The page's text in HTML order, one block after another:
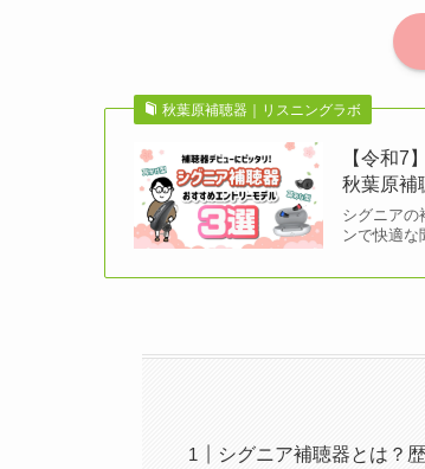
秋葉原補聴器｜リスニングラボ
【令和7
秋葉原補
シグニアの
ンで快適
シグニア補聴器とは？